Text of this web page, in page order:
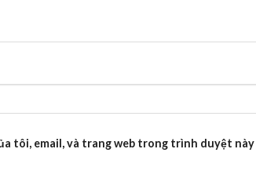
tôi, email, và trang web trong trình duyệt